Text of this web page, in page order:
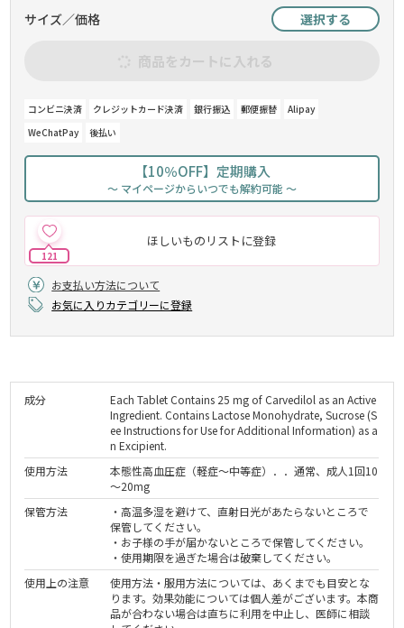
サイズ／価格 選択する
商品をカートに入れる
コンビニ決済 クレジットカード決済 銀行振込 郵便振替
Alipay
WeChatPay
後払い
【10％OFF】定期購入
～ マイページからいつでも解約可能 ～
ほしいものリストに登録
121
お支払い方法について
お気に入りカテゴリーに登録
成分
Each Tablet Contains 25 mg of Carvedilol as an Active
Ingredient. Contains Lactose Monohydrate, Sucrose (S
ee Instructions for Use for Additional Information) as a
n Excipient.
使用方法
本態性高血圧症（軽症～中等症）．．通常、成人1回10
～20mg
保管方法
・高温多湿を避けて、直射日光があたらないところで
保管してください。
・お子様の手が届かないところで保管してください。
・使用期限を過ぎた場合は破棄してください。
使用上の注意
使用方法・服用方法については、あくまでも目安とな
ります。効果効能については個人差がございます。本商
品が合わない場合は直ちに利用を中止し、医師に相談